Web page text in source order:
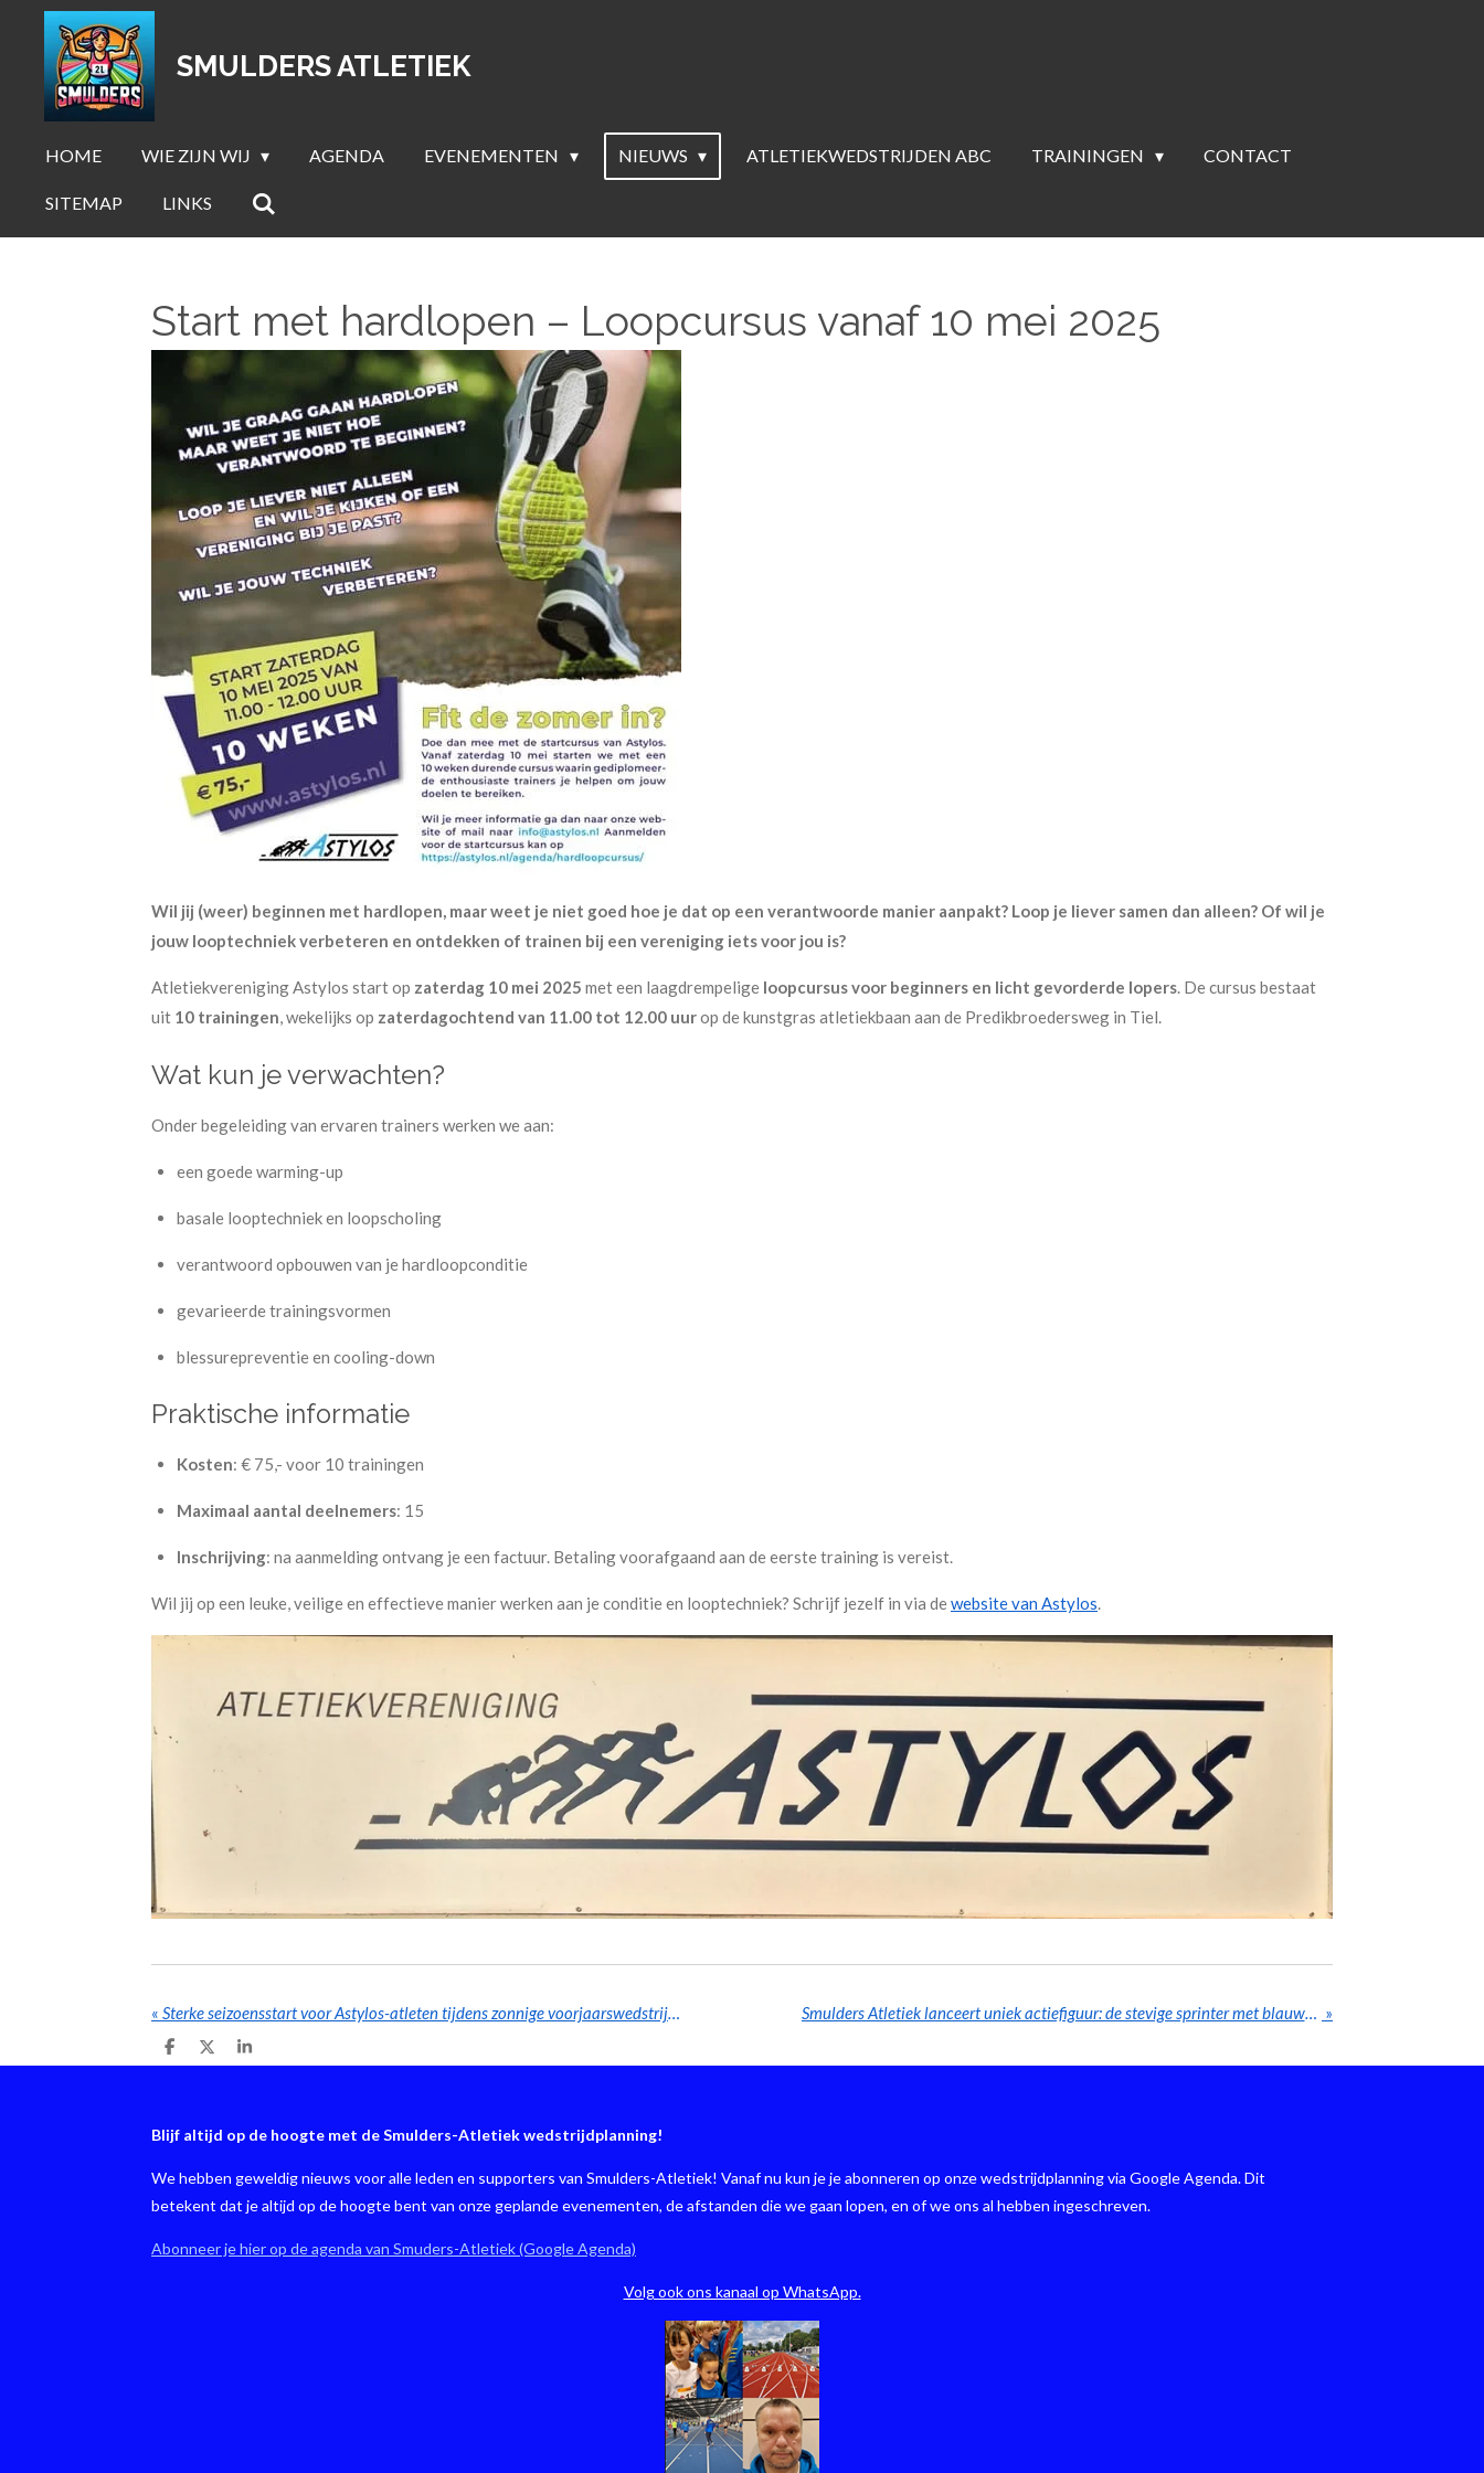
direct
SMULDERS ATLETIEK
HOME WIE ZIJN WIJ AGENDA EVENEMENTEN NIEUWS ATLETIEKWEDSTRIJDEN ABC TRAININGEN CONTACT
SITEMAP LINKS
Start met hardlopen – Loopcursus vanaf 10 mei 2025
Wil jij (weer) beginnen met hardlopen, maar weet je niet goed hoe je dat op een verantwoorde manier aanpakt? Loop je liever samen dan alleen? Of wil je
jouw looptechniek verbeteren en ontdekken of trainen bij een vereniging iets voor jou is?
Atletiekvereniging Astylos start op zaterdag 10 mei 2025 met een laagdrempelige loopcursus voor beginners en licht gevorderde lopers. De cursus bestaat
uit 10 trainingen, wekelijks op zaterdagochtend van 11.00 tot 12.00 uurop de kunstgras atletiekbaan aan de Predikbroedersweg in Tiel.
Wat kun je verwachten?
Onder begeleiding van ervaren trainers werken we aan:
een goede warming-up
basale looptechniek en loopscholing
verantwoord opbouwen van je hardloopconditie
gevarieerde trainingsvormen
blessurepreventie en cooling-down
Praktische informatie
Kosten: € 75,- voor 10 trainingen
Maximaal aantal deelnemers: 15
Inschrijving: na aanmelding ontvang je een factuur. Betaling voorafgaand aan de eerste training is vereist.
Wil jij op een leuke, veilige en effectieve manier werken aan je conditie en looptechniek? Schrijf jezelf in via dewebsite van Astylos.
« Sterke seizoensstart voor Astylos-atleten tijdens zonnige voorjaarswedstrijd in Tiel Smulders Atletiek lanceert uniek actiefiguur: de stevige sprinter met blauwe spikes is nu een collector’s item! »
D
e
D
e
S
h
Blijf altijd op de hoogte met de Smulders-Atletiek wedstrijdplanning!
We hebben geweldig nieuws voor alle leden en supporters van Smulders-Atletiek! Vanaf nu kun je je abonneren op onze wedstrijdplanning via Google Agenda. Dit
betekent dat je altijd op de hoogte bent van onze geplande evenementen, de afstanden die we gaan lopen, en of we ons al hebben ingeschreven.
Abonneer je hier op de agenda van Smuders-Atletiek (Google Agenda)
Volg ook ons kanaal op WhatsApp.